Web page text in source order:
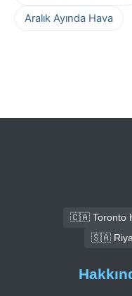
Aralık Ayında Hava
🇨🇦 Toronto
🇸🇦